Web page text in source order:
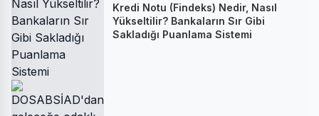
Kredi Notu (Findeks) Nedir, Nasıl
Yükseltilir? Bankaların Sır Gibi
Sakladığı Puanlama Sistemi